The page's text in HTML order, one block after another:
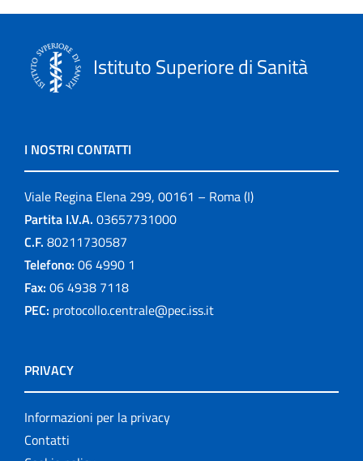
Istituto Superiore di Sanità
I NOSTRI CONTATTI
Viale Regina Elena 299, 00161 – Roma (I)
Partita I.V.A. 03657731000
C.F. 80211730587
Telefono: 06 4990 1
Fax: 06 4938 7118
PEC: protocollo.centrale@pec.iss.it
PRIVACY
Informazioni per la privacy
Contatti